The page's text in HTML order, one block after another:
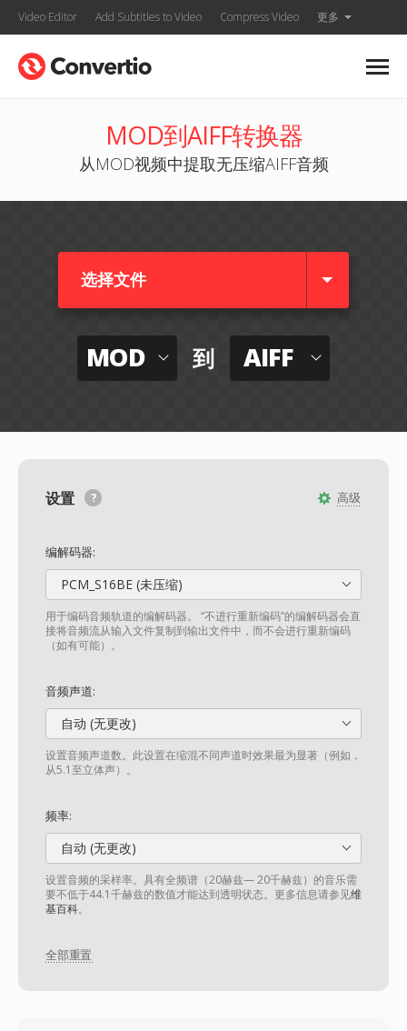
Video Editor Add Subtitles to Video Compress Video 更多
MOD到AIFF转换器
从MOD视频中提取无压缩AIFF音频
选择文件
MOD 到 AIFF
高级
设置
编解码器:
PCM_S16BE (未压缩)
用于编码音频轨道的编解码器。 “不进行重新编码”的编解码器会直
接将音频流从输入文件复制到输出文件中，而不会进行重新编码
（如有可能）。
音频声道:
自动 (无更改)
设置音频声道数。此设置在缩混不同声道时效果最为显著（例如，
从5.1至立体声）。
频率:
自动 (无更改)
设置音频的采样率。具有全频谱（20赫兹— 20千赫兹）的音乐需
要不低于44.1千赫兹的数值才能达到透明状态。更多信息请参见维
基百科。
全部重置